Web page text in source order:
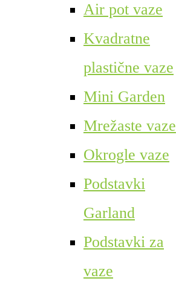
Air pot vaze
Kvadratne
plastične vaze
Mini Garden
Mrežaste vaze
Okrogle vaze
Podstavki
Garland
Podstavki za
vaze